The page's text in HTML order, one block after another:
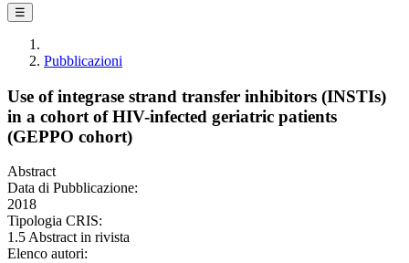
☰
Pubblicazioni
Use of integrase strand transfer inhibitors (INSTIs)
in a cohort of HIV-infected geriatric patients
(GEPPO cohort)
Abstract
Data di Pubblicazione:
2018
Tipologia CRIS:
1.5 Abstract in rivista
Elenco autori: